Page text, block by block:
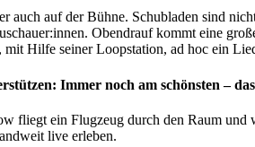
auch auf der Bühne. Schubladen sind
Obendrauf kommt eine
mit Hilfe seiner Loopstation, ad hoc ein
Immer noch am schönsten –
fliegt ein Flugzeug durch den Raum
live erleben.